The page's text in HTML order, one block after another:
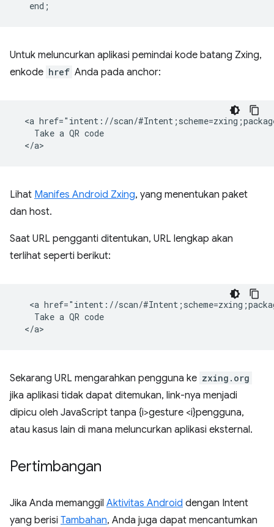
Untuk meluncurkan aplikasi pemindai kode batang Zxing,
enkode href Anda pada anchor:
<a href="intent://scan/
    Take a QR code
Lihat Manifes Android Zxing, yang menentukan paket
dan host.
Saat URL pengganti ditentukan, URL lengkap akan
terlihat seperti berikut:
<a href="intent://scan/
    Take a QR code
Sekarang URL mengarahkan pengguna ke zxing.org
jika aplikasi tidak dapat ditemukan, link-nya menjadi
dipicu oleh JavaScript tanpa {i>gesture <i}pengguna,
atau kasus lain di mana meluncurkan aplikasi eksternal.
Pertimbangan
Jika Anda memanggil Aktivitas Android dengan Intent
yang berisi Tambahan, Anda juga dapat mencantumkan